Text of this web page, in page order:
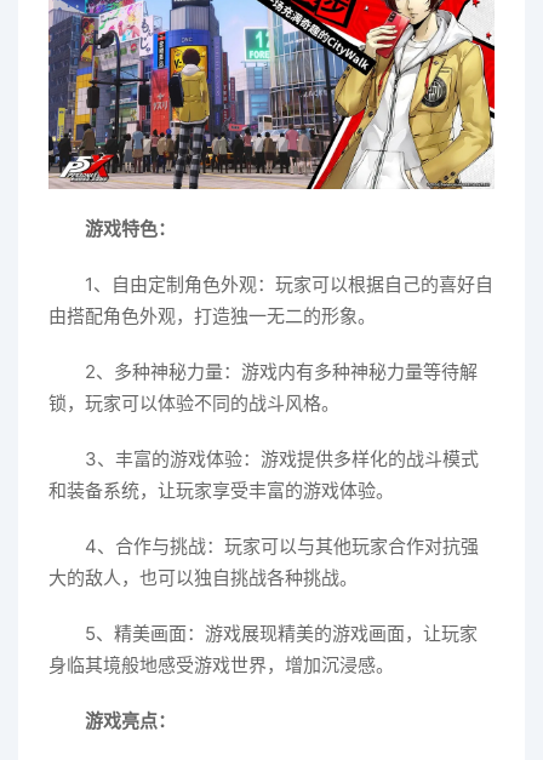
游戏特色：
1、自由定制角色外观：玩家可以根据自己的喜好自
由搭配角色外观，打造独一无二的形象。
2、多种神秘力量：游戏内有多种神秘力量等待解
锁，玩家可以体验不同的战斗风格。
3、丰富的游戏体验：游戏提供多样化的战斗模式
和装备系统，让玩家享受丰富的游戏体验。
4、合作与挑战：玩家可以与其他玩家合作对抗强
大的敌人，也可以独自挑战各种挑战。
5、精美画面：游戏展现精美的游戏画面，让玩家
身临其境般地感受游戏世界，增加沉浸感。
游戏亮点：